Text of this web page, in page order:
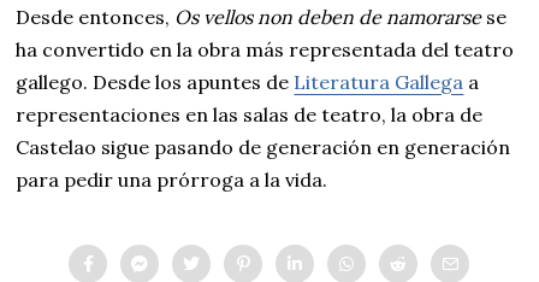
Desde entonces, Os vellos non deben de namorarsese
ha convertido en la obra más representada del teatro
gallego. Desde los apuntes de Literatura Gallega a
representaciones en las salas de teatro, la obra de
Castelao sigue pasando de generación en generación
para pedir una prórroga a la vida.